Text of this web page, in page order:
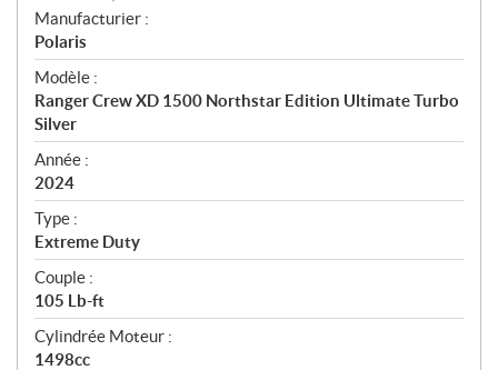
S
p
é
c
i
f
i
c
a
t
i
o
n
s
Manufacturier :
Polaris
Modèle :
Ranger Crew XD 1500 Northstar Edition Ultimate Turbo
Silver
Année :
2024
Type :
Extreme Duty
Couple :
105 Lb-ft
Cylindrée Moteur :
1498cc